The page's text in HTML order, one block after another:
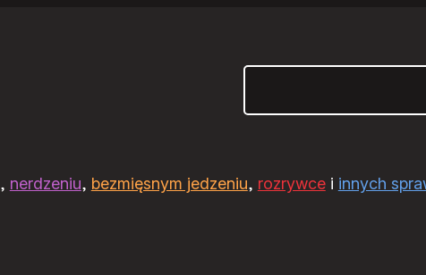
, nerdzeniu, bezmięsnym jedzeniu, rozrywcei innych